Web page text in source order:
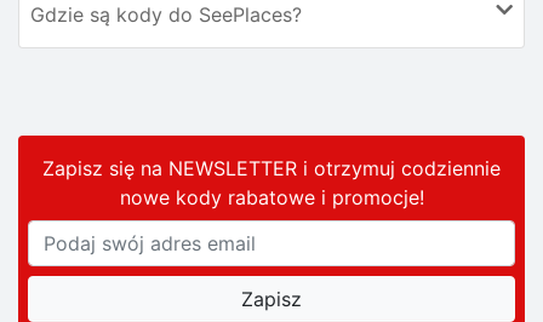
Gdzie są kody do SeePlaces?
Zapisz się na NEWSLETTER i otrzymuj codziennie
nowe kody rabatowei promocje!